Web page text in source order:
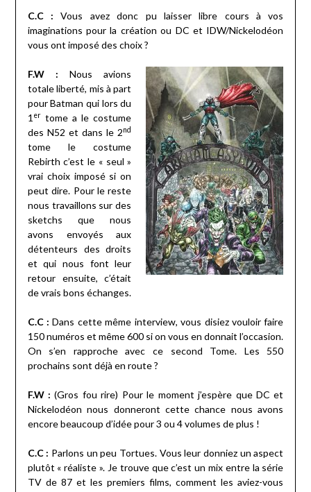
C.C :Vous avez donc pu laisser libre cours à vos
imaginations pour la création ou DC et IDW/Nickelodéon
vous ont imposé des choix ?
F.W :Nous avions
totale liberté, mis à part
pour Batman qui lors du
1 ertome a le costume
des N52 et dans le 2nd
tome le costume
Rebirth c’est le « seul »
vrai choix imposé si on
peut dire. Pour le reste
nous travaillons sur des
sketchs que nous
avons envoyés aux
détenteurs des droits
et qui nous font leur
retour ensuite, c’était
de vrais bons échanges.
C.C :Dans cette même interview, vous disiez vouloir faire
150 numéros et même 600 si on vous en donnait l’occasion.
On s’en rapproche avec ce second Tome. Les 550
prochains sont déjà en route ?
F.W : (Gros fou rire) Pour le moment j’espère que DC et
Nickelodéon nous donneront cette chance nous avons
encore beaucoup d’idée pour 3 ou 4 volumes de plus !
C.C : Parlons un peu Tortues. Vous leur donniez un aspect
plutôt « réaliste ». Je trouve que c’est un mix entre la série
TV de 87 et les premiers films, comment les aviez-vous